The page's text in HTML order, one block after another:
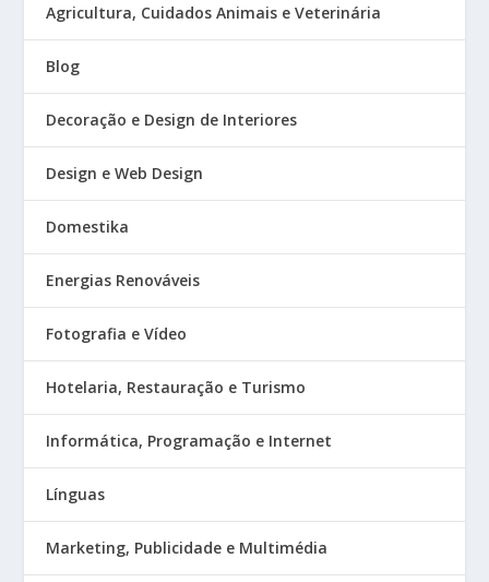
Agricultura, Cuidados Animais e Veterinária
Blog
Decoração e Design de Interiores
Design e Web Design
Domestika
Energias Renováveis
Fotografia e Vídeo
Hotelaria, Restauração e Turismo
Informática, Programação e Internet
Línguas
Marketing, Publicidade e Multimédia